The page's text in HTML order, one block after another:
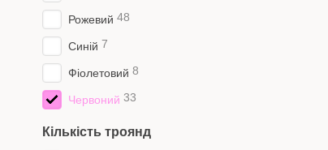
Рожевий 48
Синій 7
Фіолетовий 8
Червоний 33
Кількість троянд